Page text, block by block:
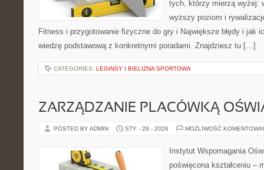
tych, którzy mierzą wyżej:
wyższy poziom i
Fitness i przygotowanie fizyczne do gry i Największe błędy i jak
wiedzę podstawową z konkretnymi poradami. Znajdziesz tu […]
CATEGORIES: LEGINSY I BIELIZNA SPORTOWA
ZARZĄDZANIE PLACÓWKĄ
POSTED BY ADMIN STY - 29 - 2026 MOŻLIWOŚĆ
Instytut Wspomagania
poświęcona kształceniu –